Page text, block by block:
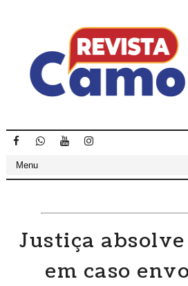
Justiça
em caso